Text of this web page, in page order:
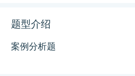
题型介绍
案例分析题